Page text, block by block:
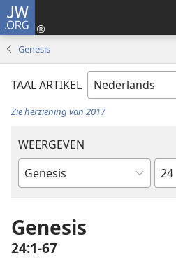
JW.ORG
Genesis
TAAL ARTIKEL
Zie herziening van 2017
WEERGEVEN
Bijbelboek
Genesis
24:1-67